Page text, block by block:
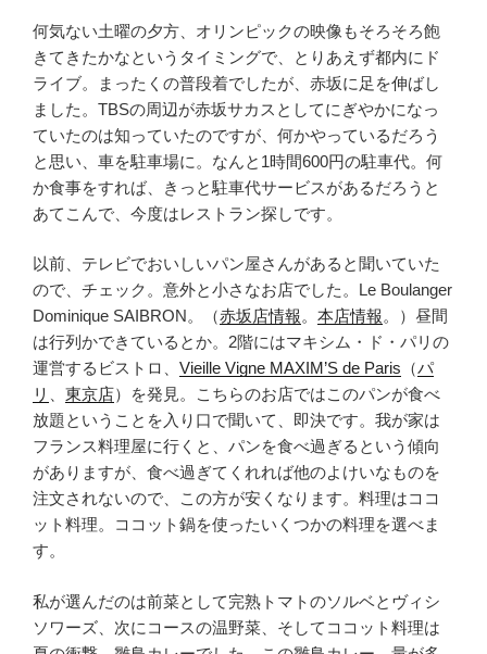
何気ない土曜の夕方、オリンピックの映像もそろそろ飽
きてきたかなというタイミングで、とりあえず都内にド
ライブ。まったくの普段着でしたが、赤坂に足を伸ばし
ました。TBSの周辺が赤坂サカスとしてにぎやかになっ
ていたのは知っていたのですが、何かやっているだろう
と思い、車を駐車場に。なんと1時間600円の駐車代。何
か食事をすれば、きっと駐車代サービスがあるだろうと
あてこんで、今度はレストラン探しです。
以前、テレビでおいしいパン屋さんがあると聞いていた
ので、チェック。意外と小さなお店でした。Le Boulanger
Dominique SAIBRON。（赤坂店情報。 本店情報。）昼間
は行列かできているとか。2階にはマキシム・ド・パリの
運営するビストロ、 Vieille Vigne MAXIM’S de Paris （パ
リ
東京店）を発見。こちらのお店ではこのパンが食べ
放題ということを入り口で聞いて、即決です。我が家は
フランス料理屋に行くと、パンを食べ過ぎるという傾向
がありますが、食べ過ぎてくれれば他のよけいなものを
注文されないので、この方が安くなります。料理はココ
ット料理。ココット鍋を使ったいくつかの料理を選べま
す。
私が選んだのは前菜として完熟トマトのソルベとヴィシ
ソワーズ、次にコースの温野菜、そしてココット料理は